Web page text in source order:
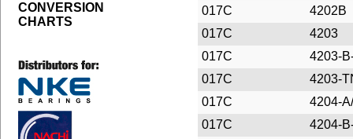
CONVERSION
CHARTS
017C
4202B
017C
4203
017C
4203-
017C
4203-
017C
4204-
017C
4204-